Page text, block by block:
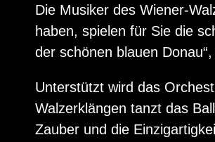
Die Musiker des Wiener-
haben, spielen für Sie die
der schönen blauen
Unterstützt wird das
Walzerklängen tanzt das
Zauber und die